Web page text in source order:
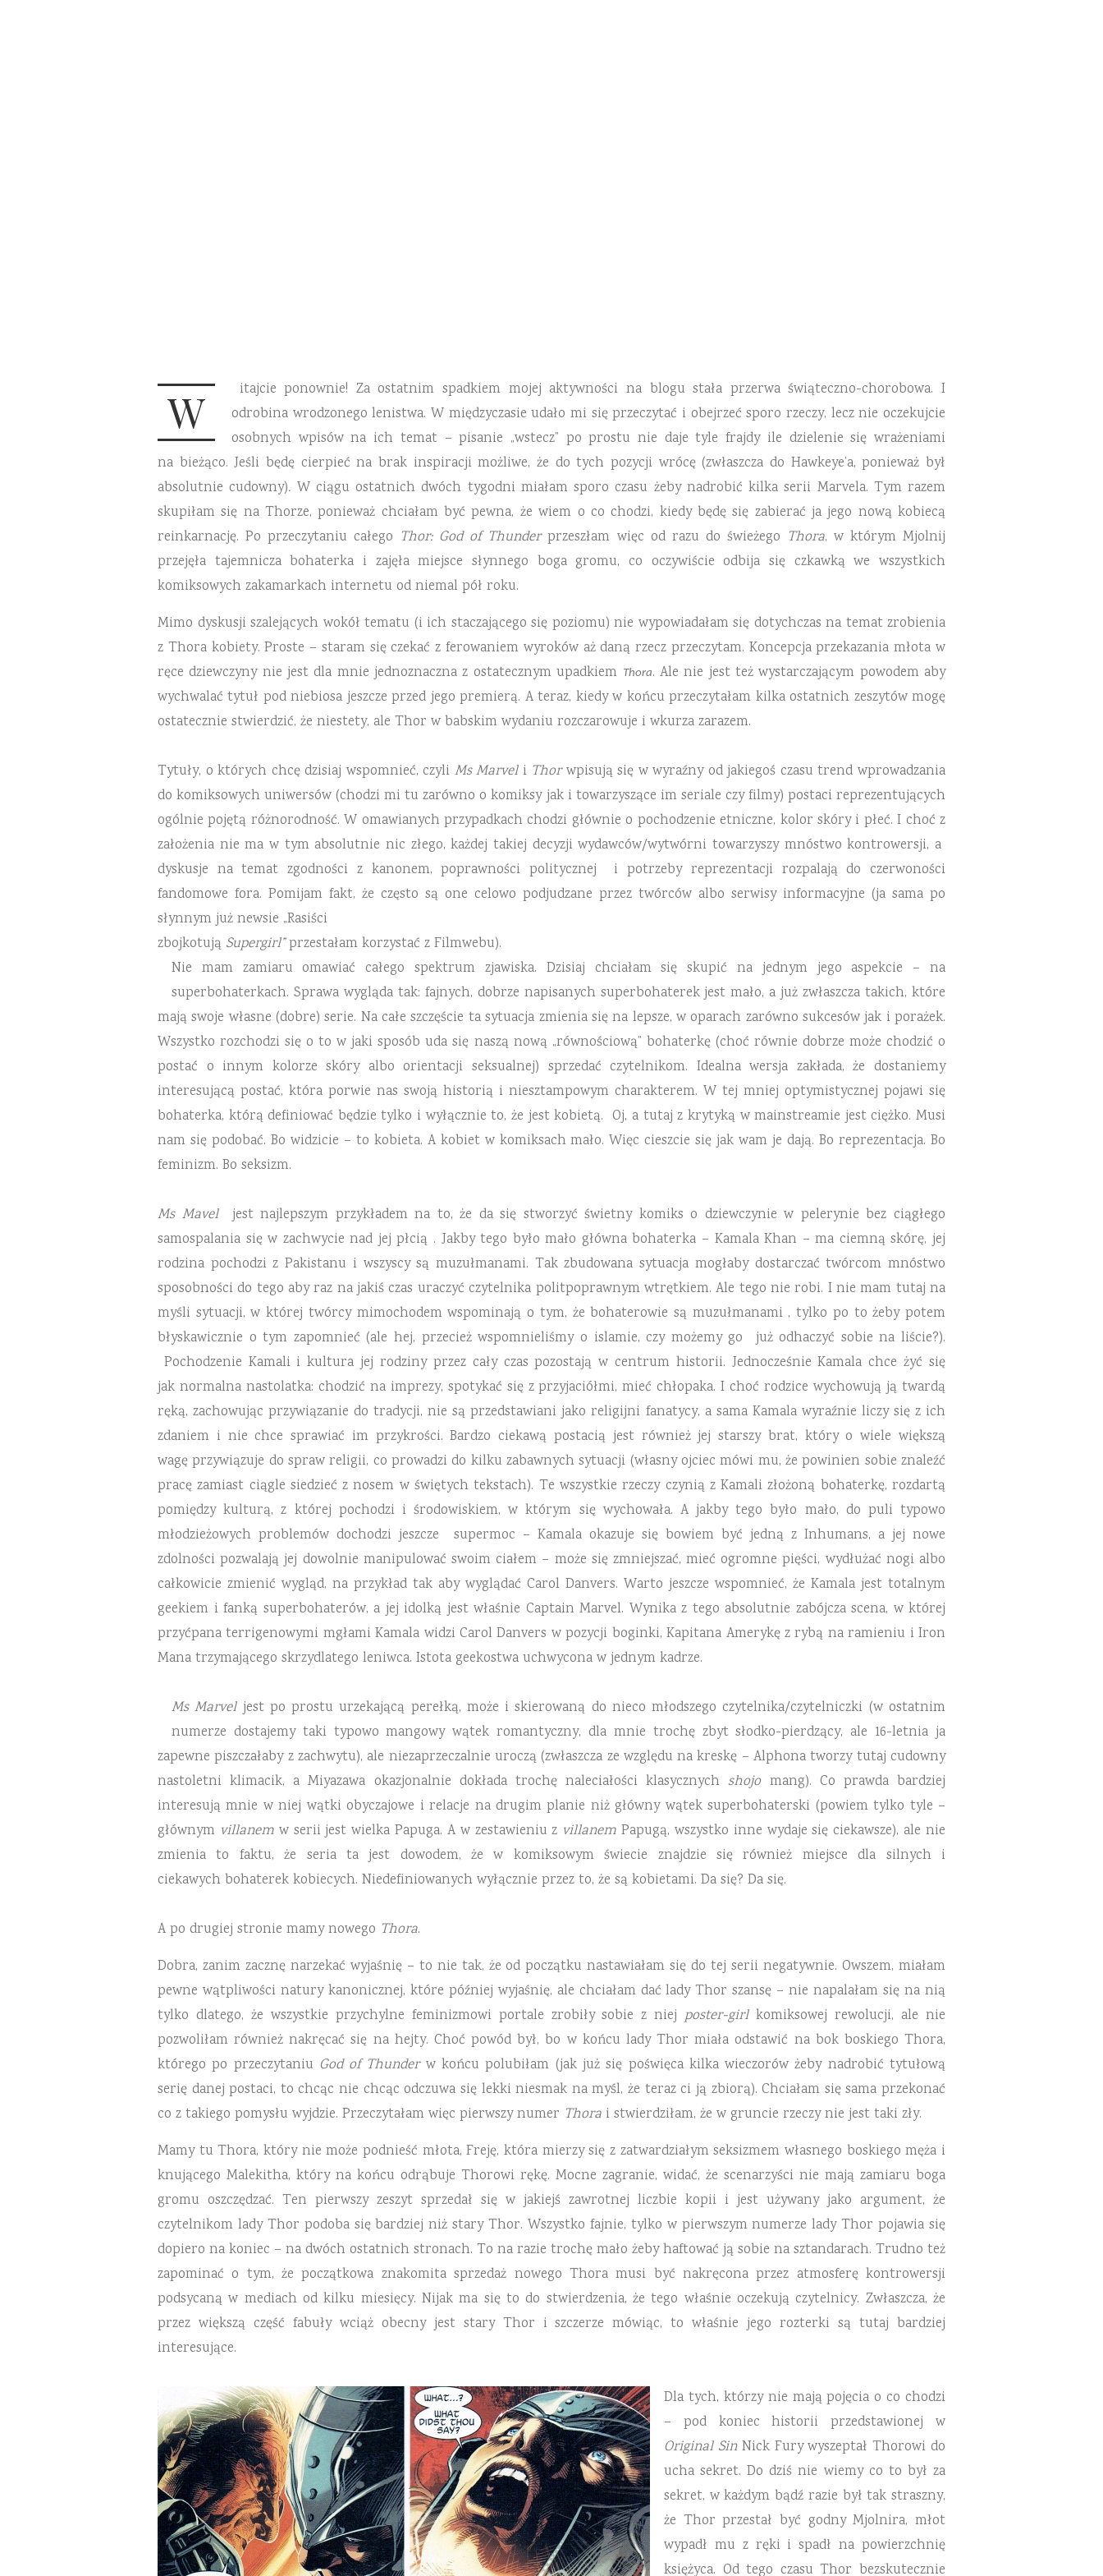
W
itajcie ponownie! Za ostatnim spadkiem mojej aktywności na blogu stała przerwa świąteczno-chorobowa. I
odrobina wrodzonego lenistwa. W międzyczasie udało mi się przeczytać i obejrzeć sporo rzeczy, lecz nie oczekujcie
osobnych wpisów na ich temat – pisanie „wstecz” po prostu nie daje tyle frajdy ile dzielenie się wrażeniami
na bieżąco. Jeśli będę cierpieć na brak inspiracji możliwe, że do tych pozycji wrócę (zwłaszcza do Hawkeye’a, ponieważ był
absolutnie cudowny). W ciągu ostatnich dwóch tygodni miałam sporo czasu żeby nadrobić kilka serii Marvela. Tym razem
skupiłam się na Thorze, ponieważ chciałam być pewna, że wiem o co chodzi, kiedy będę się zabierać ja jego nową kobiecą
reinkarnację. Po przeczytaniu całego Thor: God of Thunderprzeszłam więc od razu do świeżego Thora, w którym Mjolnij
przejęła tajemnicza bohaterka i zajęła miejsce słynnego boga gromu, co oczywiście odbija się czkawką we wszystkich
komiksowych zakamarkach internetu od niemal pół roku.
Mimo dyskusji szalejących wokół tematu (i ich staczającego się poziomu) nie wypowiadałam się dotychczas na temat zrobienia
z Thora kobiety. Proste – staram się czekać z ferowaniem wyroków aż daną rzecz przeczytam. Koncepcja przekazania młota w
ręce dziewczyny nie jest dla mnie jednoznaczna z ostatecznym upadkiem Thora. Ale nie jest też wystarczającym powodem aby
wychwalać tytuł pod niebiosa jeszcze przed jego premierą. A teraz, kiedy w końcu przeczytałam kilka ostatnich zeszytów mogę
ostatecznie stwierdzić, że niestety, ale Thor w babskim wydaniu rozczarowuje i wkurza zarazem.
Tytuły, o których chcę dzisiaj wspomnieć, czyli Ms Marvel i Thorwpisują się w wyraźny od jakiegoś czasu trend wprowadzania
do komiksowych uniwersów (chodzi mi tu zarówno o komiksy jak i towarzyszące im seriale czy filmy) postaci reprezentujących
ogólnie pojętą różnorodność. W omawianych przypadkach chodzi głównie o pochodzenie etniczne, kolor skóry i płeć. I choć z
założenia nie ma w tym absolutnie nic złego, każdej takiej decyzji wydawców/wytwórni towarzyszy mnóstwo kontrowersji, a
dyskusje na temat zgodności z kanonem, poprawności politycznej i potrzeby reprezentacji rozpalają do czerwoności
fandomowe fora. Pomijam fakt, że często są one celowo podjudzane przez twórców albo serwisy informacyjne (ja sama po
słynnym już newsie „Rasiści
zbojkotują Supergirl”przestałam korzystać z Filmwebu).
Nie mam zamiaru omawiać całego spektrum zjawiska. Dzisiaj chciałam się skupić najednym jego aspekcie – na
superbohaterkach. Sprawa wygląda tak: fajnych, dobrze napisanych superbohaterek jest mało, a już zwłaszcza takich, które
mają swoje własne (dobre) serie. Na całe szczęście ta sytuacja zmienia się na lepsze, woparach zarówno sukcesów jak i porażek.
Wszystko rozchodzi się o to w jakisposób uda się naszą nową „równościową” bohaterkę (choć równie dobrze może chodzić o
postać o innym kolorze skóry albo orientacji seksualnej) sprzedaćczytelnikom. Idealna wersja zakłada, że dostaniemy
interesującą postać, która porwie nas swoją historią i niesztampowym charakterem. W tej mniej optymistycznej pojawi się
bohaterka, którą definiować będzie tylko i wyłącznieto, że jest kobietą. Oj, a tutaj z krytyką w mainstreamie jest ciężko. Musi
nam się podobać. Bo widzicie – to kobieta. A kobiet w komiksach mało. Więc cieszcie się jak wam je dają. Boreprezentacja. Bo
feminizm. Bo seksizm.
Ms Mavel jest najlepszym przykładem na to, że da się stworzyć świetny komiks o dziewczynie w pelerynie bez ciągłego
samospalania się w zachwycie nad jej płcią . Jakby tego było mało główna bohaterka – Kamala Khan – ma ciemną skórę, jej
rodzina pochodzi z Pakistanu i wszyscy są muzułmanami. Tak zbudowana sytuacja mogłaby dostarczać twórcom mnóstwo
sposobności do tego abyraz na jakiś czas uraczyć czytelnika politpoprawnym wtrętkiem. Ale tego nie robi. I nie mam tutaj na
myśli sytuacji, w której twórcy mimochodem wspominają o tym, że bohaterowie są muzułmanami , tylko po to żeby potem
błyskawicznie o tym zapomnieć (ale hej, przecież wspomnieliśmy o islamie, czy możemy go już odhaczyć sobie na liście?).
Pochodzenie Kamali i kultura jej rodziny przez cały czas pozostają w centrum historii. Jednocześnie Kamala chce żyć się
jak normalna nastolatka: chodzić na imprezy, spotykać się z przyjaciółmi, mieć chłopaka. I choć rodzice wychowują ją twardą
ręką, zachowując przywiązanie do tradycji, nie są przedstawiani jako religijni fanatycy, a sama Kamala wyraźnie liczy się z ich
zdaniem i nie chce sprawiać im przykrości. Bardzo ciekawą postacią jest również jej starszy brat, który o wiele większą
wagę przywiązuje do spraw religii, co prowadzi do kilku zabawnych sytuacji (własny ojciec mówi mu, że powinien sobie znaleźć
pracę zamiast ciągle siedzieć z nosem w świętych tekstach). Te wszystkie rzeczy czynią z Kamali złożoną bohaterkę, rozdartą
pomiędzy kulturą, z której pochodzi i środowiskiem, w którym się wychowała. A jakby tego było mało, do puli typowo
młodzieżowych problemów dochodzi jeszcze supermoc – Kamala okazuje się bowiem być jedną z Inhumans, a jej nowe
zdolności pozwalają jej dowolnie manipulować swoim ciałem – może się zmniejszać, mieć ogromne pięści, wydłużać nogi albo
całkowicie zmienić wygląd, na przykład tak aby wyglądać Carol Danvers. Warto jeszcze wspomnieć, że Kamala jest totalnym
geekiem i fanką superbohaterów, a jej idolką jest właśnie Captain Marvel. Wynika z tego absolutnie zabójcza scena, w której
przyćpana terrigenowymi mgłami Kamala widzi Carol Danvers w pozycji boginki, Kapitana Amerykę z rybą na ramieniu i Iron
Mana trzymającego skrzydlatego leniwca. Istota geekostwa uchwycona w jednym kadrze.
Ms Marveljest po prostu urzekającą perełką, może i skierowaną do nieco młodszego czytelnika/czytelniczki (w ostatnim
numerze dostajemy taki typowo mangowy wątek romantyczny, dla mnie trochę zbyt słodko-pierdzący, ale 16-letnia ja
zapewne piszczałaby z zachwytu), ale niezaprzeczalnie uroczą (zwłaszcza ze względu na kreskę – Alphona tworzy tutaj cudowny
nastoletni klimacik, a Miyazawa okazjonalnie dokłada trochę naleciałości klasycznych shojo mang). Co prawda bardziej
interesują mnie w niej wątki obyczajowe i relacje na drugim planie niż główny wątek superbohaterski (powiem tylko tyle –
głównym villanemw serii jest wielka Papuga. A w zestawieniu z villanem Papugą, wszystko inne wydaje się ciekawsze), ale nie
zmienia to faktu, że seria ta jest dowodem, że w komiksowym świecie znajdzie się również miejsce dla silnych i
ciekawych bohaterek kobiecych. Niedefiniowanych wyłącznie przez to, że są kobietami. Da się? Da się.
A po drugiej stronie mamy nowego Thora.
Dobra, zanim zacznę narzekać wyjaśnię – to nie tak, że od początku nastawiałam się do tej serii negatywnie. Owszem, miałam
pewne wątpliwości natury kanonicznej, które później wyjaśnię, ale chciałam dać lady Thor szansę – nie napalałam się na nią
tylko dlatego, że wszystkie przychylne feminizmowi portale zrobiły sobie z niejposter-girlkomiksowej rewolucji, ale nie
pozwoliłam również nakręcać się na hejty. Choć powód był, bo w końcu lady Thor miała odstawić na bok boskiego Thora,
którego po przeczytaniu God of Thunder w końcu polubiłam (jak już się poświęca kilka wieczorów żeby nadrobić tytułową
serię danej postaci, to chcąc nie chcąc odczuwa się lekki niesmak na myśl, że teraz ci ją zbiorą). Chciałam się sama przekonać
co z takiego pomysłu wyjdzie. Przeczytałam więc pierwszy numer Thora i stwierdziłam, że w gruncie rzeczy nie jest taki zły.
Mamy tu Thora, który nie może podnieść młota, Freję, która mierzy się z zatwardziałym seksizmem własnego boskiego męża i
knującego Malekitha, który na końcu odrąbuje Thorowi rękę. Mocne zagranie, widać, że scenarzyści nie mają zamiaru boga
gromu oszczędzać. Ten pierwszy zeszyt sprzedał się w jakiejś zawrotnej liczbie kopii i jest używany jako argument, że
czytelnikom lady Thor podoba się bardziej niż stary Thor. Wszystko fajnie, tylko w pierwszym numerze lady Thor pojawia się
dopiero na koniec – na dwóch ostatnich stronach. To na razie trochę mało żeby haftować ją sobie na sztandarach. Trudno też
zapominać o tym, że początkowa znakomita sprzedaż nowego Thora musi być nakręcona przez atmosferę kontrowersji
podsycaną w mediach od kilku miesięcy. Nijak ma się to do stwierdzenia, że tego właśnie oczekują czytelnicy. Zwłaszcza, że
przez większą część fabuły wciąż obecny jest stary Thor i szczerze mówiąc, to właśnie jego rozterki są tutaj bardziej
interesujące.
Dla tych, którzy nie mają pojęcia o co chodzi
– pod koniec historii przedstawionej w
Original SinNick Fury wyszeptałThorowi do
ucha sekret. Do dziś nie wiemy co to był za
sekret, w każdym bądź razie był tak straszny,
że Thor przestał być godny Mjolnira, młot
wypadł mu z ręki ispadł na powierzchnię
księżyca. Od tego czasu Thor bezskutecznie